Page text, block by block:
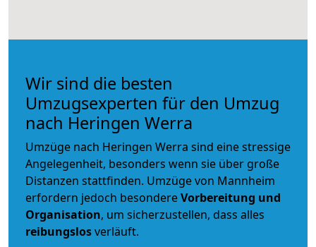
Wir sind die besten
Umzugsexperten für den Umzug
nach Heringen Werra
Umzüge nach Heringen Werra sind eine stressige
Angelegenheit, besonders wenn sie über große
Distanzen stattfinden. Umzüge von Mannheim
erfordern jedoch besondereVorbereitung und
Organisation, um sicherzustellen, dass alles
reibungslosverläuft.